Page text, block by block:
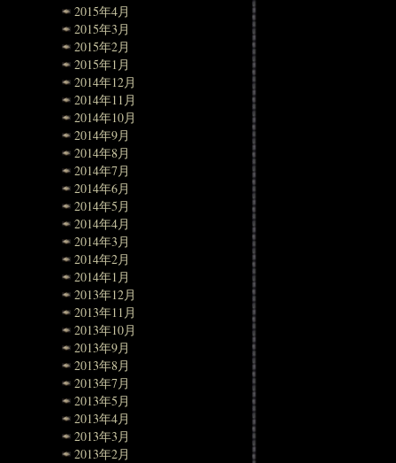
2015年4月
2015年3月
2015年2月
2015年1月
2014年12月
2014年11月
2014年10月
2014年9月
2014年8月
2014年7月
2014年6月
2014年5月
2014年4月
2014年3月
2014年2月
2014年1月
2013年12月
2013年11月
2013年10月
2013年9月
2013年8月
2013年7月
2013年5月
2013年4月
2013年3月
2013年2月